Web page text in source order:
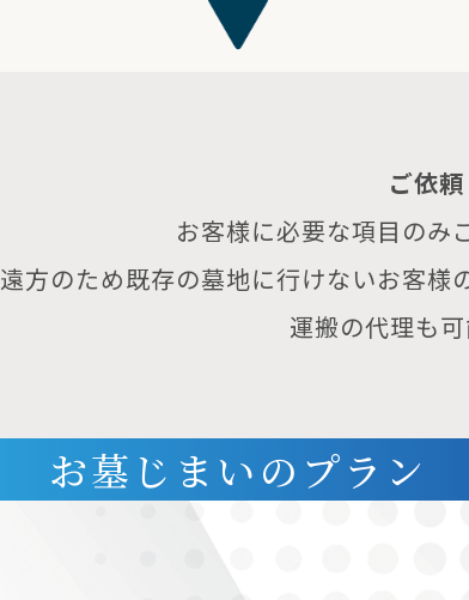
ご依頼
お客様に必要な項目のみ
遠方のため既存の墓地に行けないお客様
運搬の代理も可
お墓じまいの プラン